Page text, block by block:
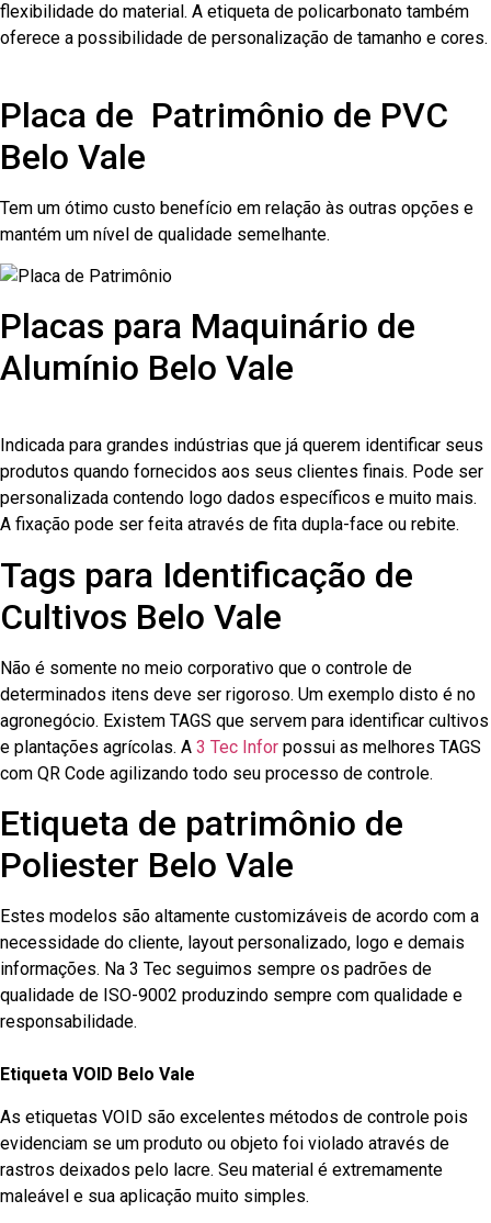
flexibilidade do material. A etiqueta de policarbonato também
oferece a possibilidade de personalização de tamanho e cores.
Placa de Patrimônio de PVC
Belo Vale
Tem um ótimo custo benefício em relação às outras opções e
mantém um nível de qualidade semelhante.
Placas para Maquinário de
Alumínio Belo Vale
Indicada para grandes indústrias que já querem identificar seus
produtos quando fornecidos aos seus clientes finais. Pode ser
personalizada contendo logo dados específicos e muito mais.
A fixação pode ser feita através de fita dupla-face ou rebite.
Tags para Identificação de
Cultivos Belo Vale
Não é somente no meio corporativo que o controle de
determinados itens deve ser rigoroso. Um exemplo disto é no
agronegócio. Existem TAGS que servem para identificar cultivos
e plantações agrícolas. A 3 Tec Infor possui as melhores TAGS
com QR Code agilizando todo seu processo de controle.
Etiqueta de patrimônio de
Poliester Belo Vale
Estes modelos são altamente customizáveis de acordo com a
necessidade do cliente, layout personalizado, logo e demais
informações. Na 3 Tec seguimos sempre os padrões de
qualidade de ISO-9002 produzindo sempre com qualidade e
responsabilidade.
Etiqueta VOID Belo Vale
As etiquetas VOID são excelentes métodos de controle pois
evidenciam se um produto ou objeto foi violado através de
rastros deixados pelo lacre. Seu material é extremamente
maleável e sua aplicação muito simples.